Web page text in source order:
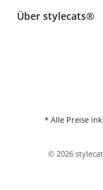
Produkte
Über stylecats®
* Alle Preise
© 2026